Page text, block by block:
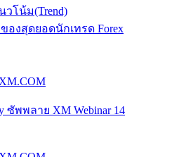
วโน้ม(Trend)
องสุดยอดนักเทรด Forex
ซัพพลาย XM Webinar 14